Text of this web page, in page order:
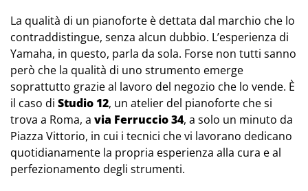
La qualità di un pianoforte è dettata dal marchio che lo
contraddistingue, senza alcun dubbio. L’esperienza di
Yamaha, in questo, parla da sola. Forse non tutti sanno
però che la qualità di uno strumento emerge
soprattutto grazie al lavoro del negozio che lo vende. È
il caso di Studio 12, un atelier del pianoforte che si
trova a Roma, a via Ferruccio 34, a solo un minuto da
Piazza Vittorio, in cui i tecnici che vi lavorano dedicano
quotidianamente la propria esperienza alla cura e al
perfezionamento degli strumenti.